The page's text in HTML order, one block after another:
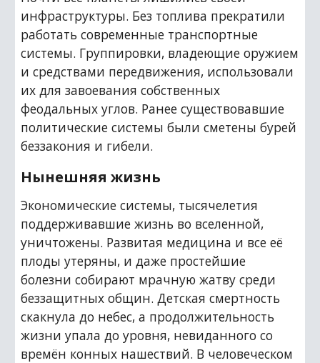
инфраструктуры. Без топлива прекратили
работать современные транспортные
системы. Группировки, владеющие оружием
и средствами передвижения, использовали
их для завоевания собственных
феодальных углов. Ранее существовавшие
политические системы были сметены бурей
беззакония и гибели.
Нынешняя жизнь
Экономические системы, тысячелетия
поддерживавшие жизнь во вселенной,
уничтожены. Развитая медицина и все её
плоды утеряны, и даже простейшие
болезни собирают мрачную жатву среди
беззащитных общин. Детская смертность
скакнула до небес, а продолжительность
жизни упала до уровня, невиданного со
времён конных нашествий. В человеческом